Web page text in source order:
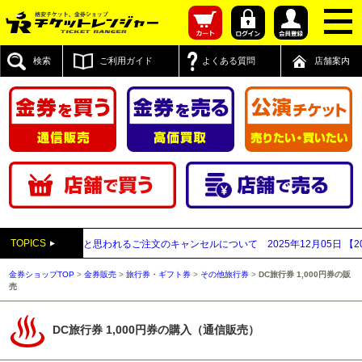
検索 ご利用ガイド よくある質問 店舗案内
TOPICS
い買取業者と思われるご注文のキャンセルについて 2025年12月05日 【2025
金券ショップTOP >金券販売 >旅行券・ギフト券 > その他旅行券 >DC旅行券 1,000円券の販
売
DC旅行券 1,000円券の購入（通信販売）